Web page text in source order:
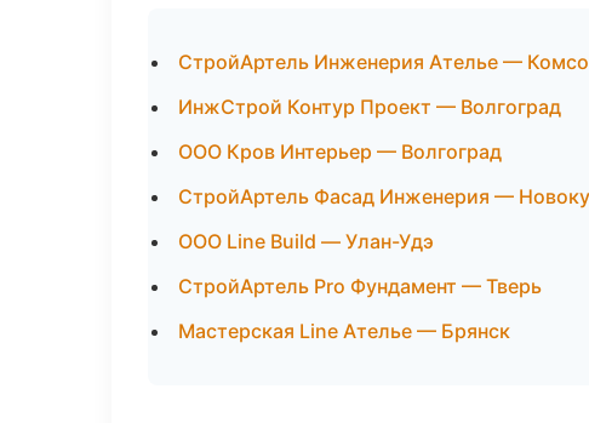
СтройАртель Инженерия Ателье —
ИнжСтрой Контур Проект — Волгоград
ООО Кров Интерьер — Волгоград
СтройАртель Фасад Инженерия —
ООО Line Build — Улан-Удэ
СтройАртель Pro Фундамент — Тверь
Мастерская Line Ателье — Брянск